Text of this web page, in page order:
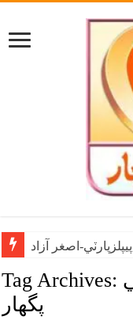
اصغر آزاد
Tag Archives:
پگهار